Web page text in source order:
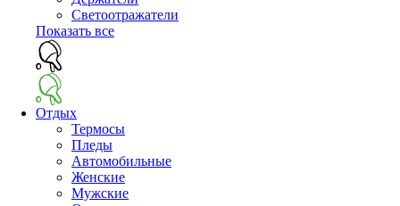
Светоотражатели
Показать все
Отдых
Термосы
Пледы
Автомобильные
Женские
Мужские